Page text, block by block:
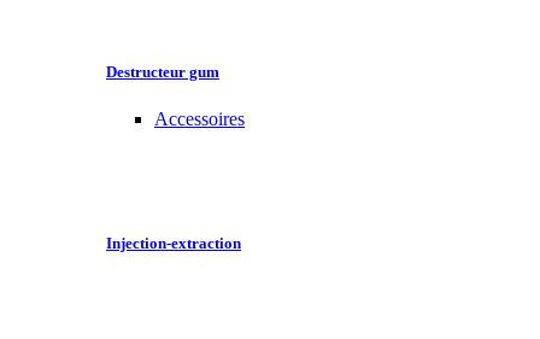
Destructeur gum
Accessoires
Injection-extraction